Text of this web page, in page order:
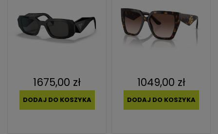
1675,00 zł
DODAJ DO KOSZYKA
1049,00 zł
DODAJ DO KOSZYKA